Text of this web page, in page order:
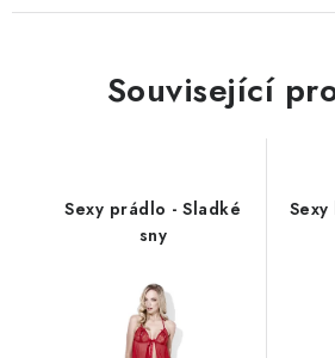
Související
Sexy prádlo - Sladké
sny